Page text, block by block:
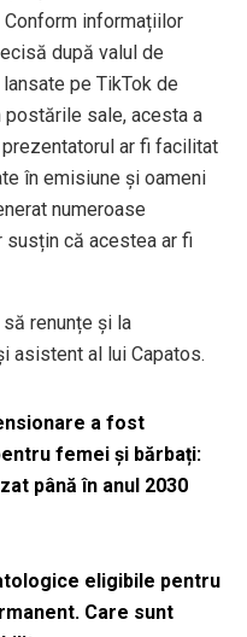
informațiilor
după valul de
pe TikTok de
sale, acesta a
ar fi facilitat
în emisiune și oameni
numeroase
susțin că acestea ar fi
renunțe și la
asistent al lui Capatos.
a fost
femei și bărbați:
până în anul 2030
eligibile pentru
Care sunt